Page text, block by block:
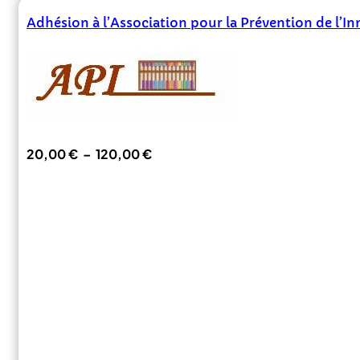
Adhésion à l’Association pour la Prévention de
20,00€ – 120,00€Plage